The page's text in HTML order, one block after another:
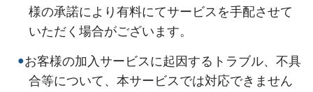
様の承諾により有料にてサービスを手配させて
いただく場合がございます。
●お客様の加入サービスに起因するトラブル、不具
合等について、本サービスでは対応できません